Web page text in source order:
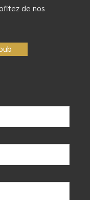
de nos